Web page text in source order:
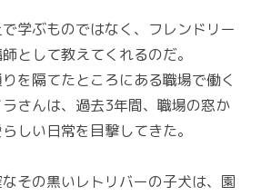
学ぶものではなく、フレンドリー
として教えてくれるのだ。
を隔てたところにある職場で働く
さんは、過去3年間、職場の窓か
しい日常を目撃してきた。
その黒いレトリバーの子犬は、園